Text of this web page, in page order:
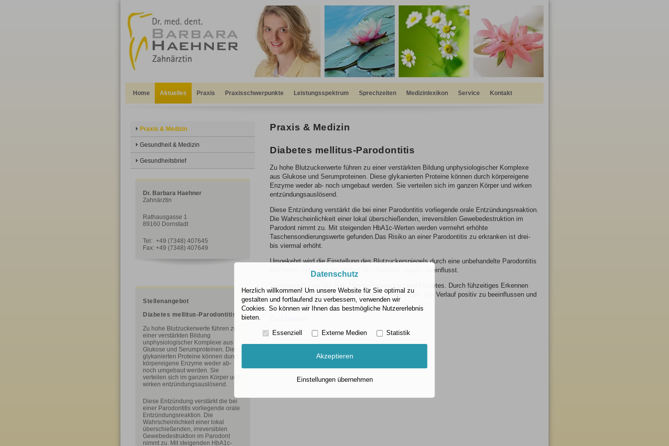
Home Aktuelles Praxis Praxisschwerpunkte Leistungsspektrum Sprechzeiten Medizinlexikon Service Kontakt
Praxis & Medizin
Gesundheit & Medizin
Gesundheitsbrief
Dr. Barbara Haehner
Zahnärztin
Rathausgasse 1
89160 Dornstadt
Tel: +49 (7348) 407645
Fax: +49 (7348) 407649
Stellenangebot
Diabetes mellitus-Parodontitis
Zu hohe Blutzuckerwerte führen zu
einer verstärkten Bildung
unphysiologischer Komplexe aus
Glukose und Serumproteinen. Diese
glykanierten Proteine können durch
körpereigene Enzyme weder ab-
noch umgebaut werden. Sie
verteilen sich im ganzen Körper und
wirken entzündungsauslösend.
Diese Entzündung verstärkt die bei
einer Parodontitis vorliegende orale
Entzündungsreaktion. Die
Wahrscheinlichkeit einer lokal
überschießenden, irreversiblen
Gewebedestruktion im Parodont
nimmt zu. Mit steigenden HbA1c-
Praxis & Medizin
Diabetes mellitus-Parodontitis
Zu hohe Blutzuckerwerte führen zu einer verstärkten Bildung unphysiologischer Komplexe
aus Glukose und Serumproteinen. Diese glykanierten Proteine können durch körpereigene
Enzyme weder ab- noch umgebaut werden. Sie verteilen sich im ganzen Körper und wirken
entzündungsauslösend.
Diese Entzündung verstärkt die bei einer Parodontitis vorliegende orale Entzündungsreaktion.
Die Wahrscheinlichkeit einer lokal überschießenden, irreversiblen Gewebedestruktion im
Parodont nimmt zu. Mit steigenden HbA1c-Werten werden vermehrt erhöhte
Taschensondierungswerte gefunden.Das Risiko an einer Parodontitis zu erkranken ist drei-
bis viermal erhöht.
Umgekehrt wird die Einstellung des Blutzuckerspiegels durch eine unbehandelte Parodontitis
erschwert und somit der Verlauf des Diabetes negativ beeinflusst.
Gerne beraten wir Sie zum Thema Parodontitis und Diabetes. Durch fühzeitiges Erkennen
einer Parodontitis können wir Sie dabei unterstützen, den Verlauf positiv zu beeinflussen und
Knochenabbau zu reduzieren.
Datenschutz
Herzlich willkommen! Um unsere Website für Sie optimal zu
gestalten und fortlaufend zu verbessern, verwenden wir
Cookies. So können wir Ihnen das bestmögliche Nutzererlebnis
bieten.
Essenziell Externe Medien Statistik
Akzeptieren
Einstellungen übernehmen